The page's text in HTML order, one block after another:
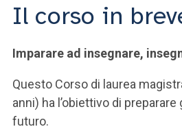
Il corso in
Imparare ad insegnare,
Questo Corso di laurea
anni) ha l’obiettivo di preparare
futuro.